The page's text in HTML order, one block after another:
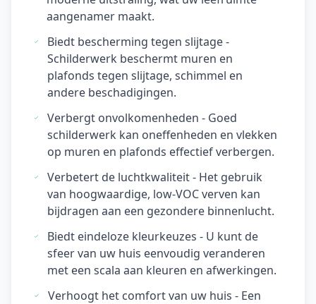
aangenamer maakt.
Biedt bescherming tegen slijtage -
Schilderwerk beschermt muren en
plafonds tegen slijtage, schimmel en
andere beschadigingen.
Verbergt onvolkomenheden - Goed
schilderwerk kan oneffenheden en vlekken
op muren en plafonds effectief verbergen.
Verbetert de luchtkwaliteit - Het gebruik
van hoogwaardige, low-VOC verven kan
bijdragen aan een gezondere binnenlucht.
Biedt eindeloze kleurkeuzes - U kunt de
sfeer van uw huis eenvoudig veranderen
met een scala aan kleuren en afwerkingen.
Verhoogt het comfort van uw huis - Een